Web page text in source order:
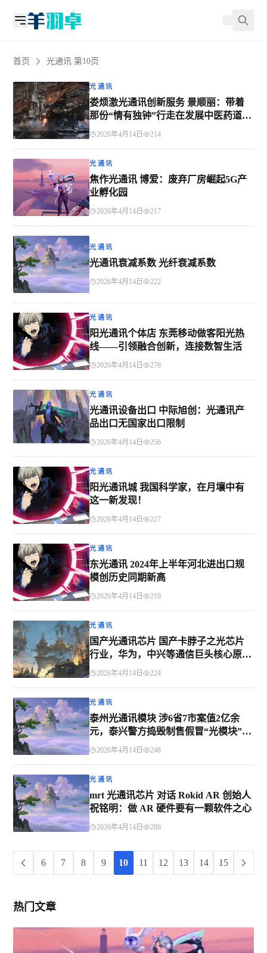
首页 光通讯 第10页
光通讯
娄烦激光通讯创新服务 景顺丽：带着
那份“情有独钟”行走在发展中医药道路
2026年4月14日 214
光通讯
焦作光通讯 博爱：废弃厂房崛起5G产
业孵化园
2026年4月14日 217
光通讯
光通讯衰减系数 光纤衰减系数
2026年4月14日 222
光通讯
阳光通讯个体店 东莞移动做客阳光热
线——引领融合创新，连接数智生活
2026年4月14日 278
光通讯
光通讯设备出口 中际旭创：光通讯产
品出口无国家出口限制
2026年4月14日 256
光通讯
阳光通讯城 我国科学家，在月壤中有
这一新发现！
2026年4月14日 227
光通讯
东光通讯 2024年上半年河北进出口规
模创历史同期新高
2026年4月14日 219
光通讯
国产光通讯芯片 国产卡脖子之光芯片
行业，华为，中兴等通信巨头核心原材
2026年4月14日 224
光通讯
泰州光通讯模块 涉6省7市案值2亿余
元，泰兴警方捣毁制售假冒“光模块”犯
罪网络
2026年4月14日 248
光通讯
mrt 光通讯芯片 对话 Rokid AR 创始人
祝铭明：做 AR 硬件要有一颗软件之心
2026年4月14日 286
6 7 8 9 10 11 12 13 14 15
热门文章